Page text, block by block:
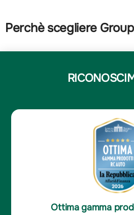
Perchè scegliere
Ottima